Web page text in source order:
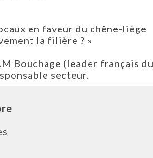
en faveur du chêne-liège
la filière ? »
Bouchage (leader français du
secteur.